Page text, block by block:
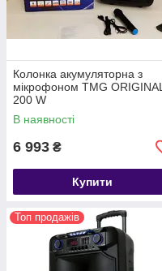
Колонка акумуляторна з
мікрофоном TMG ORIGINAL
200 W
(Bluetooth/USB/FM/TWS)
В наявності
6 993 ₴
Купити
Топ продажів